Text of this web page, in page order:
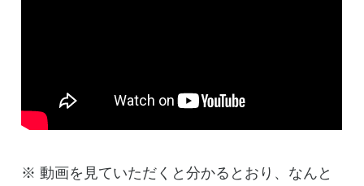
※ 動画を見ていただくと分かるとおり、なんと